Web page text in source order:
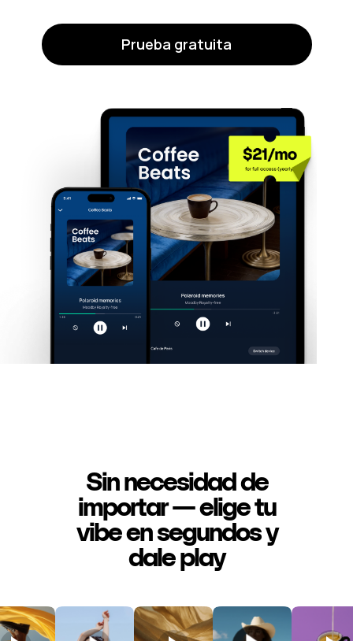
Prueba gratuita
Sin necesidad de
importar — elige tu
vibe en segundos y
dale play